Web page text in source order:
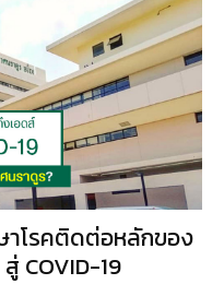
าโรคติดต่อหลักของ
COVID-19